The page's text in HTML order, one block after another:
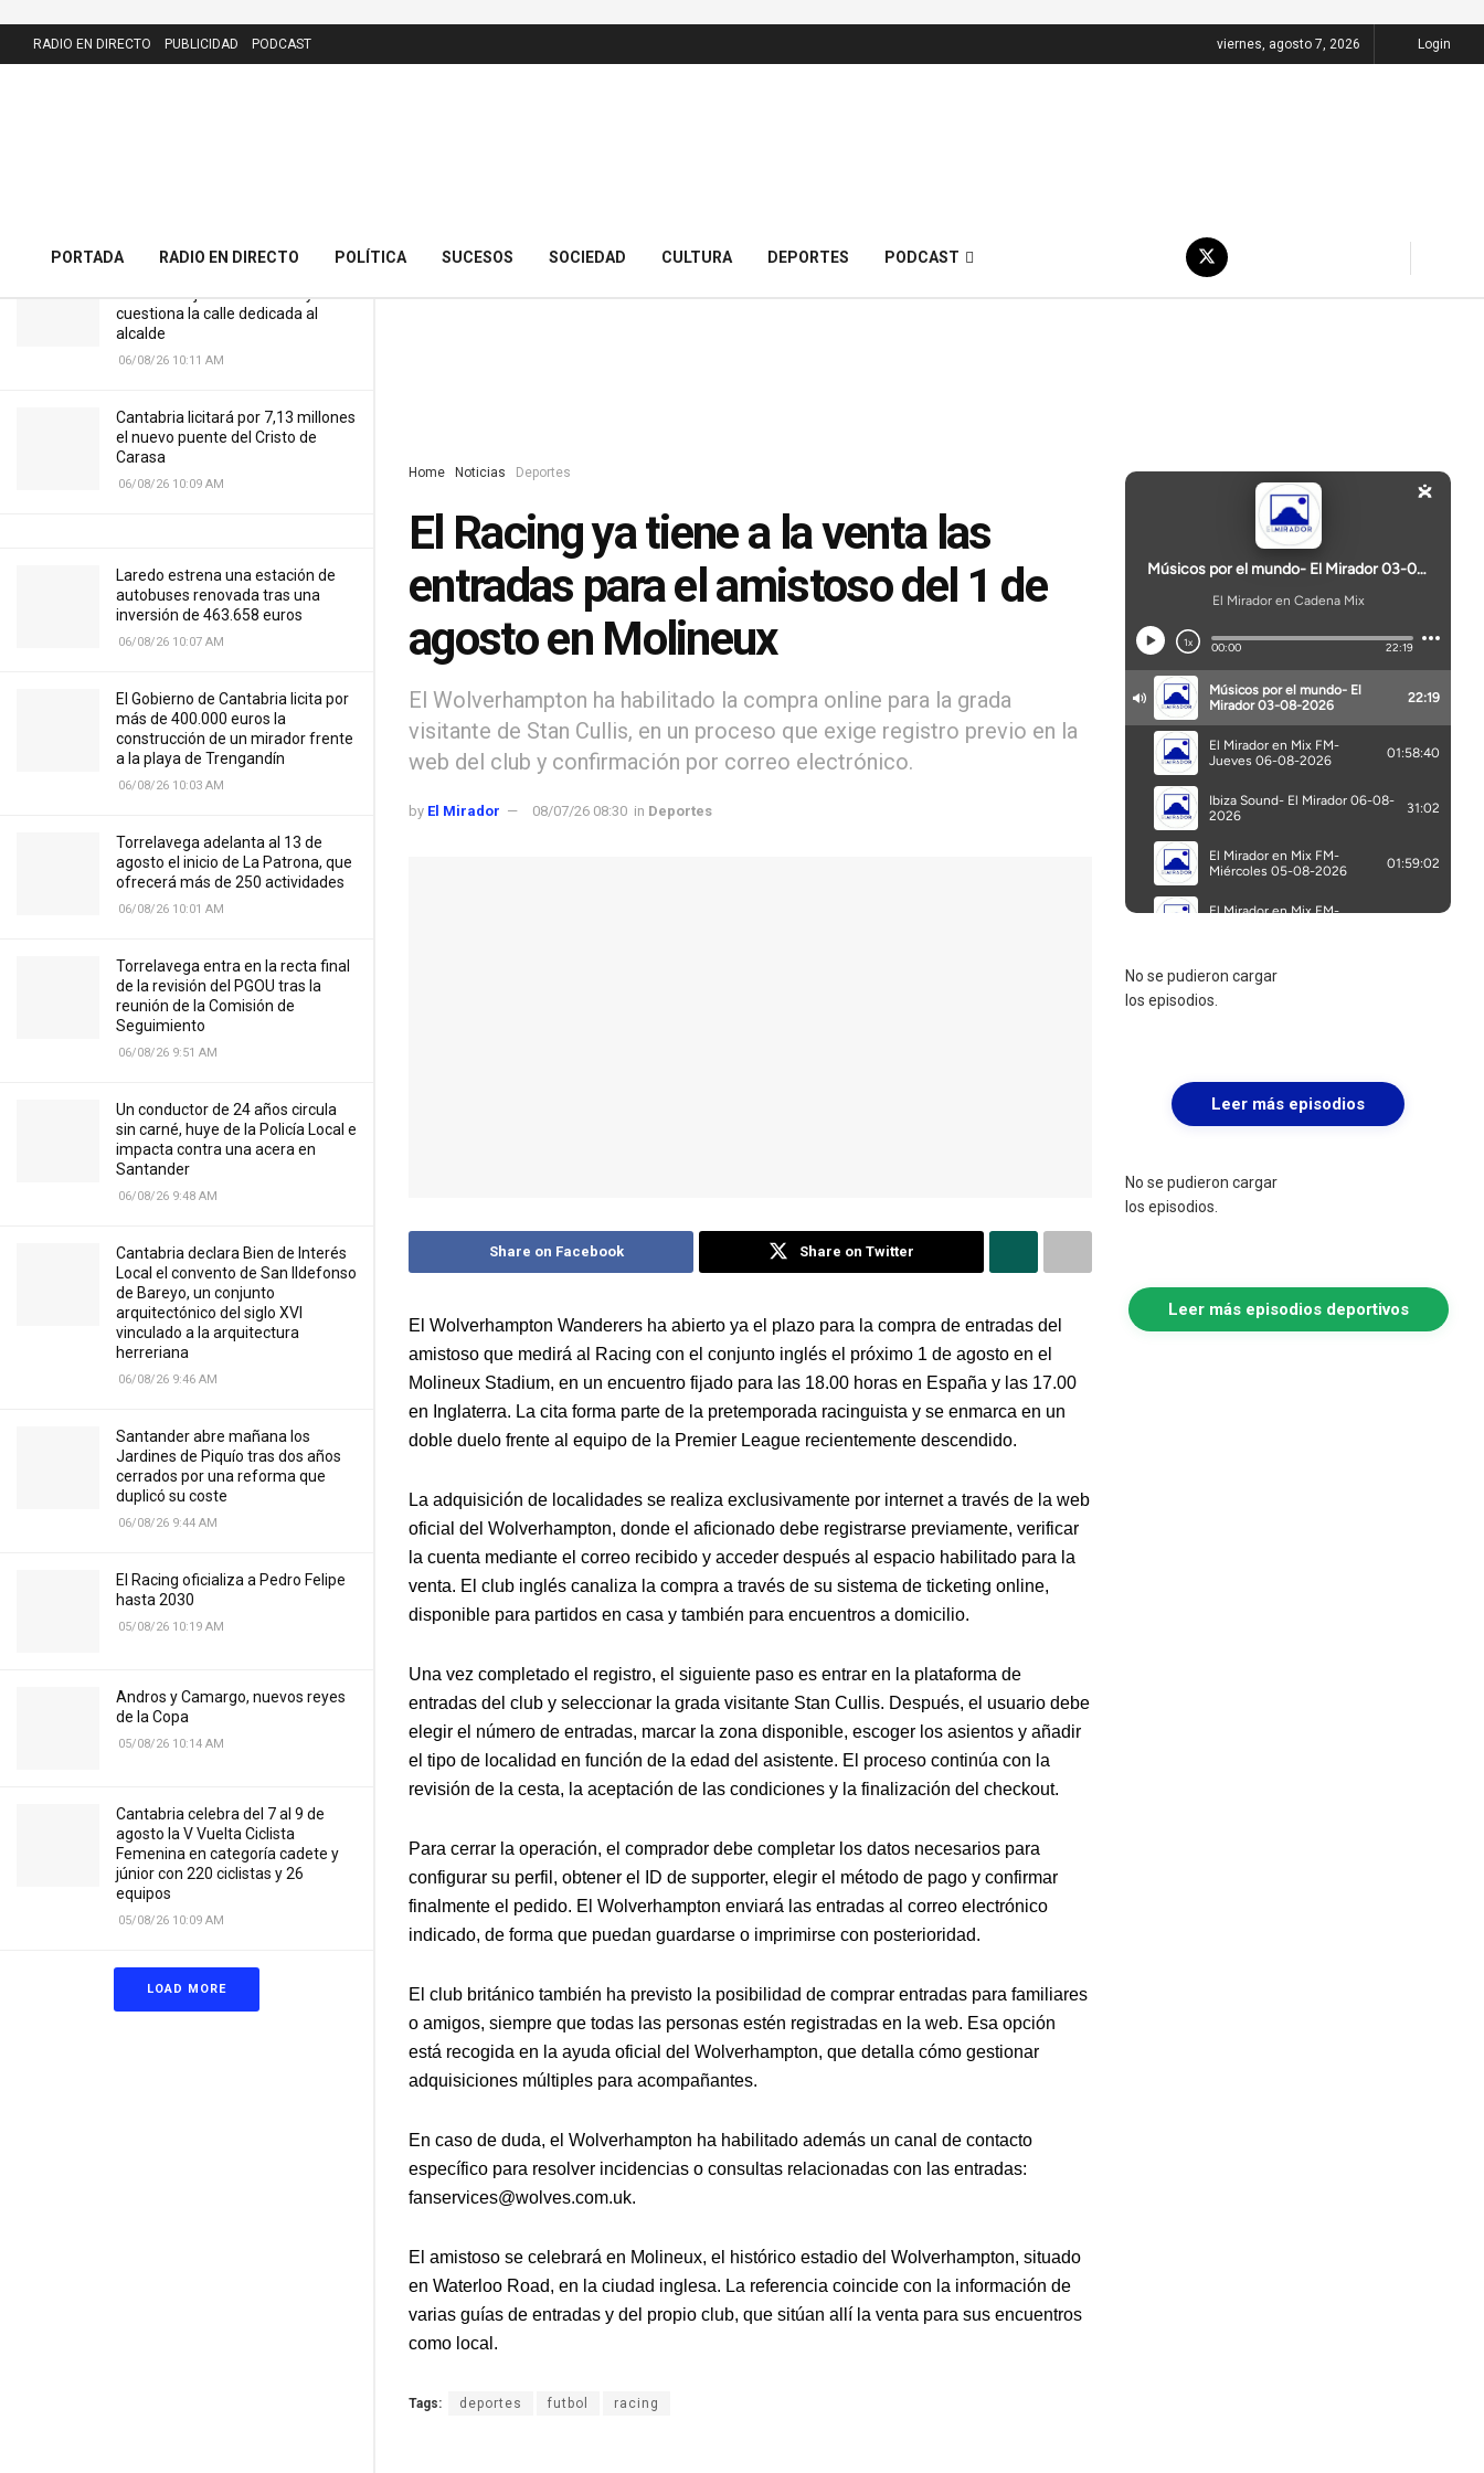
cuestiona la calle dedicada al
alcalde
06/08/26 10:11 AM
Cantabria licitará por 7,13 millones
el nuevo puente del Cristo de
Carasa
06/08/26 10:09 AM
Laredo estrena una estación de
autobuses renovada tras una
inversión de 463.658 euros
06/08/26 10:07 AM
El Gobierno de Cantabria licita por
más de 400.000 euros la
construcción de un mirador frente
a la playa de Trengandín
06/08/26 10:03 AM
Torrelavega adelanta al 13 de
agosto el inicio de La Patrona, que
ofrecerá más de 250 actividades
06/08/26 10:01 AM
Torrelavega entra en la recta final
de la revisión del PGOU tras la
reunión de la Comisión de
Seguimiento
06/08/26 9:51 AM
Un conductor de 24 años circula
sin carné, huye de la Policía Local e
impacta contra una acera en
Santander
06/08/26 9:48 AM
Cantabria declara Bien de Interés
Local el convento de San Ildefonso
de Bareyo, un conjunto
arquitectónico del siglo XVI
vinculado a la arquitectura
herreriana
06/08/26 9:46 AM
Santander abre mañana los
Jardines de Piquío tras dos años
cerrados por una reforma que
duplicó su coste
06/08/26 9:44 AM
El Racing oficializa a Pedro Felipe
hasta 2030
05/08/26 10:19 AM
Andros y Camargo, nuevos reyes
de la Copa
05/08/26 10:14 AM
Cantabria celebra del 7 al 9 de
agosto la V Vuelta Ciclista
Femenina en categoría cadete y
júnior con 220 ciclistas y 26
equipos
05/08/26 10:09 AM
LOAD MORE
RADIO EN DIRECTO PUBLICIDAD PODCAST viernes, agosto 7, 2026 Login
PORTADA RADIO EN DIRECTO POLÍTICA SUCESOS SOCIEDAD CULTURA DEPORTES PODCAST
Home Noticias Deportes
El Racing ya tiene a la venta las
entradas para el amistoso del 1 de
agosto en Molineux
El Wolverhampton ha habilitado la compra online para la grada
visitante de Stan Cullis, en un proceso que exige registro previo en la
web del club y confirmación por correo electrónico.
by El Mirador 08/07/26 08:30 in Deportes
Share on Facebook Share on Twitter
El Wolverhampton Wanderers ha abierto ya el plazo para la compra de entradas del
amistoso que medirá al Racing con el conjunto inglés el próximo 1 de agosto en el
Molineux Stadium, en un encuentro fijado para las 18.00 horas en España y las 17.00
en Inglaterra. La cita forma parte de la pretemporada racinguista y se enmarca en un
doble duelo frente al equipo de la Premier League recientemente descendido.
La adquisición de localidades se realiza exclusivamente por internet a través de la web
oficial del Wolverhampton, donde el aficionado debe registrarse previamente, verificar
la cuenta mediante el correo recibido y acceder después al espacio habilitado para la
venta. El club inglés canaliza la compra a través de su sistema de ticketing online,
disponible para partidos en casa y también para encuentros a domicilio.
Una vez completado el registro, el siguiente paso es entrar en la plataforma de
entradas del club y seleccionar la grada visitante Stan Cullis. Después, el usuario debe
elegir el número de entradas, marcar la zona disponible, escoger los asientos y añadir
el tipo de localidad en función de la edad del asistente. El proceso continúa con la
revisión de la cesta, la aceptación de las condiciones y la finalización del checkout.
Para cerrar la operación, el comprador debe completar los datos necesarios para
configurar su perfil, obtener el ID de supporter, elegir el método de pago y confirmar
finalmente el pedido. El Wolverhampton enviará las entradas al correo electrónico
indicado, de forma que puedan guardarse o imprimirse con posterioridad.
El club británico también ha previsto la posibilidad de comprar entradas para familiares
o amigos, siempre que todas las personas estén registradas en la web. Esa opción
está recogida en la ayuda oficial del Wolverhampton, que detalla cómo gestionar
adquisiciones múltiples para acompañantes.
En caso de duda, el Wolverhampton ha habilitado además un canal de contacto
específico para resolver incidencias o consultas relacionadas con las entradas:
fanservices@wolves.com.uk.
El amistoso se celebrará en Molineux, el histórico estadio del Wolverhampton, situado
en Waterloo Road, en la ciudad inglesa. La referencia coincide con la información de
varias guías de entradas y del propio club, que sitúan allí la venta para sus encuentros
como local.
Tags: deportes futbol racing
No se pudieron cargar
los episodios.
Leer más episodios
No se pudieron cargar
los episodios.
Leer más episodios deportivos